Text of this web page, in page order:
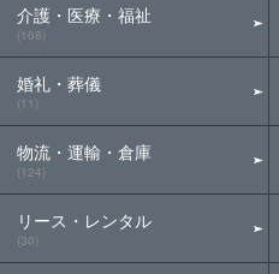
介護・医療・福祉
(168)
婚礼・葬儀
(11)
物流・運輸・倉庫
(124)
リース・レンタル
(30)